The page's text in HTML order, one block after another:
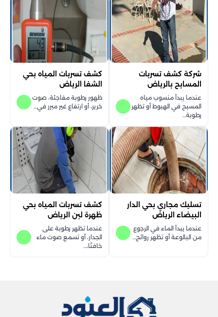
شركة كشف تسربات
المسابح بالرياض
عندما يبدأ منسوب مياه
المسبح في الهبوط أو تظهر
رطوبة…
كشف تسربات المياه بحي
الشفا الرياض
ظهور رطوبة مفاجئة، صوت
خرير، أو ارتفاع غير مبرر في…
تسليك مجاري بحي الدار
البيضاء الرياض
عندما يبدأ الماء في الرجوع
من البالوعة أو تظهر روائح…
كشف تسربات المياه بحي
ظهرة لبن الرياض
عندما تظهر رطوبة على
الجدار، أو تسمع صوت ماء
خافتًا،…